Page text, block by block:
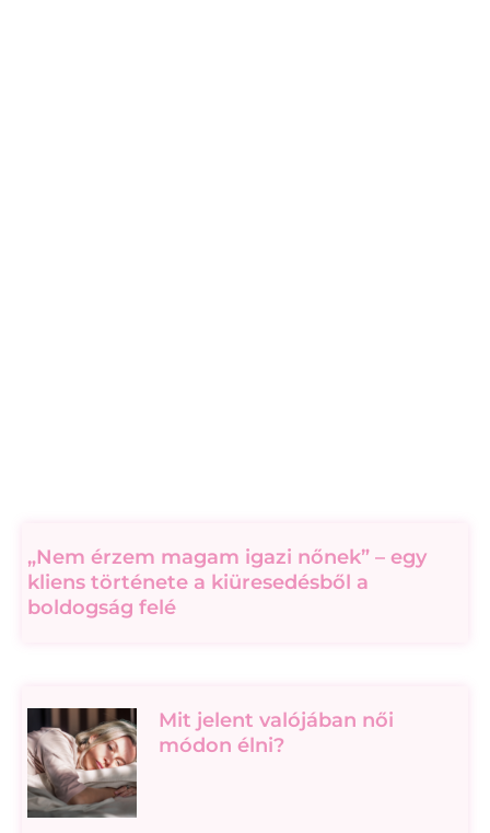
„Nem érzem magam igazi nőnek” – egy
kliens története a kiüresedésből a
boldogság felé
Mit jelent valójában női
módon élni?